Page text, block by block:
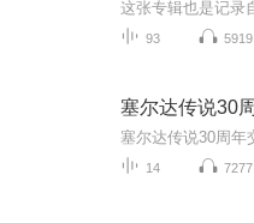
93 5919
塞尔达传说30
塞尔达传说30周年
14 7277